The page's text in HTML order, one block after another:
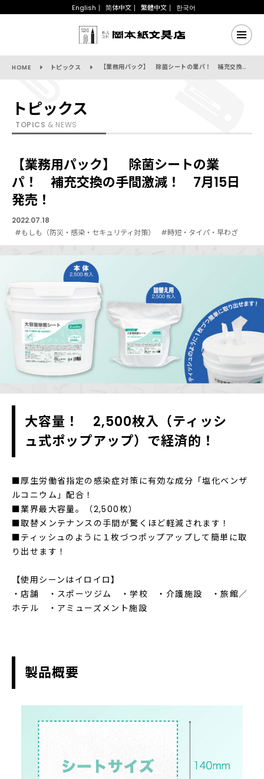
English 简体中文 繁體中文 한국어
HOME トピックス 【業務用パック】 除菌シートの業パ！ 補充交換の手間激減！ 7月15日発売！
トピックス
TOPICS & NEWS
【業務用パック】 除菌シートの業
パ！ 補充交換の手間激減！ 7月15日
発売！
2022.07.18
#もしも（防災・感染・セキュリティ対策）
#時短・タイパ・早わざ
大容量！ 2,500枚入（ティッシ
ュ式ポップアップ）で経済的！
■厚生労働省指定の感染症対策に有効な成分「塩化ベンザ
ルコニウム」配合！
■業界最大容量。（2,500枚）
■取替メンテナンスの手間が驚くほど軽減されます！
■ティッシュのように１枚づつポップアップして簡単に取
り出せます！
【使用シーンはイロイロ】
・店舗 ・スポーツジム ・学校 ・介護施設 ・旅館／
ホテル ・アミューズメント施設
製品概要